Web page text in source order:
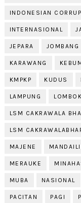
INDONESIAN
INTERNASIONAL
JEPARA JOMBANG
KARAWANG
KMPKP KUDUS
LAMPUNG LOMBOK
LSM CAKRAWALA
LSM
MAJENE
MERAUKE
MUBA NASIONAL
PACITAN PAGI